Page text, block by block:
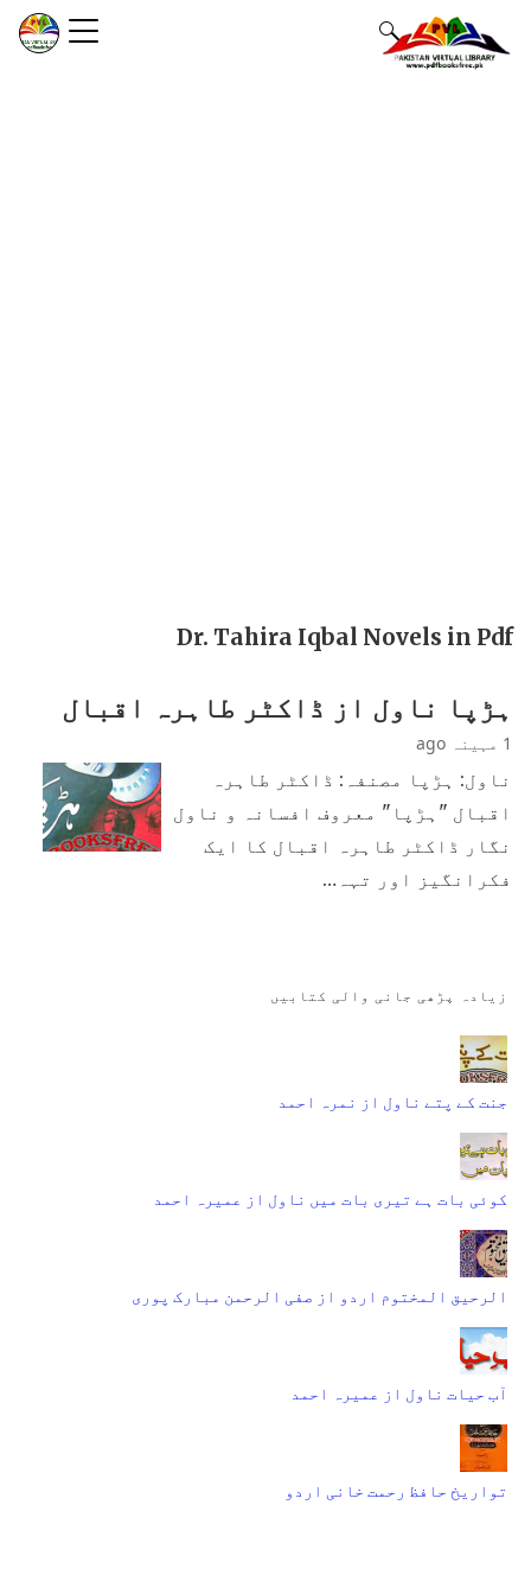
Dr. Tahira Iqbal Novels in Pdf
ہڑپا ناول از ڈاکٹر طاہرہ اقبال
1 مہینہ ago
ناول: ہڑپا مصنفہ: ڈاکٹر طاہرہ
اقبال "ہڑپا" معروف افسانہ و ناول
نگار ڈاکٹر طاہرہ اقبال کا ایک
فکرانگیز اور تہہ…
زیادہ پڑھی جانی والی کتابیں
جنت کے پتے ناول از نمرہ احمد
کوئی بات ہے تیری بات میں ناول از عمیرہ احمد
الرحیق المختوم اردو از صفی الرحمن مبارک پوری
آب حیات ناول از عمیرہ احمد
تواریخ حافظ رحمت خانی اردو